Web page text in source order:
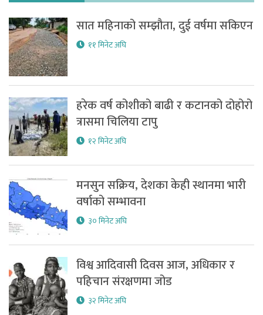
सात महिनाको सम्झौता, दुई वर्षमा सकिएन
११ मिनेट अघि
हरेक वर्ष कोशीको बाढी र कटानको दोहोरो
त्रासमा चिलिया टापु
१२ मिनेट अघि
मनसुन सक्रिय, देशका केही स्थानमा भारी
वर्षाको सम्भावना
३० मिनेट अघि
विश्व आदिवासी दिवस आज, अधिकार र
पहिचान संरक्षणमा जोड
३२ मिनेट अघि